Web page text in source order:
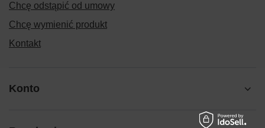
Chcę odstąpić od umowy
Chcę wymienić produkt
Kontakt
Konto